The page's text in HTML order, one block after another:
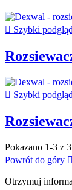
 Szybki podgląd
 Szybki podgląd
Pokazano 1-3 z
Powrót do góry 
Otrzymuj